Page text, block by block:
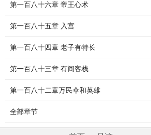
第一百八十六章 帝王心术
第一百八十五章 入宫
第一百八十四章 老子有特长
第一百八十三章 有间客栈
第一百八十二章万民伞和英雄
全部章节